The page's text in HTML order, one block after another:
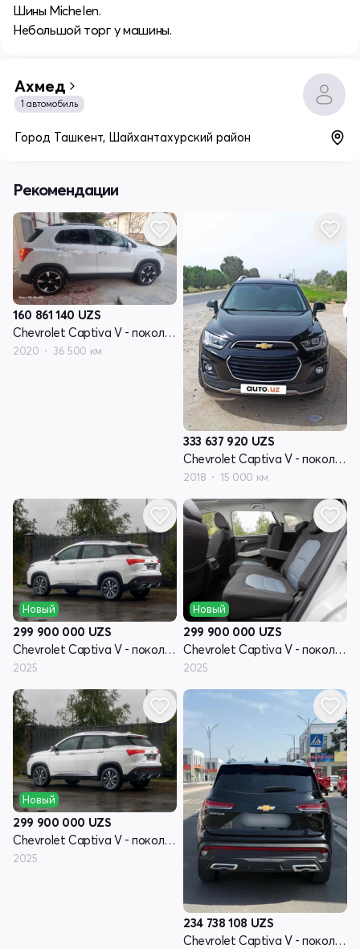
Шины Michelen.
Небольшой торг у машины.
Ахмед
1 автомобиль
Город Ташкент, Шайхантахурский район
Рекомендации
160 861 140 UZS
Chevrolet Captiva V - поколение
2020 36 500 км
333 637 920 UZS
Chevrolet Captiva V - поколение
2018 15 000 км
Новый
299 900 000 UZS
Chevrolet Captiva V - поколение
2025
Новый
299 900 000 UZS
Chevrolet Captiva V - поколение
2025
Новый
299 900 000 UZS
Chevrolet Captiva V - поколение
2025
234 738 108 UZS
Chevrolet Captiva V - поколение